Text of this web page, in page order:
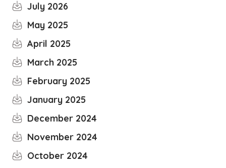
July 2026
May 2025
April 2025
March 2025
February 2025
January 2025
December 2024
November 2024
October 2024